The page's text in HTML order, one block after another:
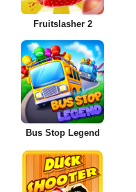
Fruitslasher 2
Bus Stop Legend